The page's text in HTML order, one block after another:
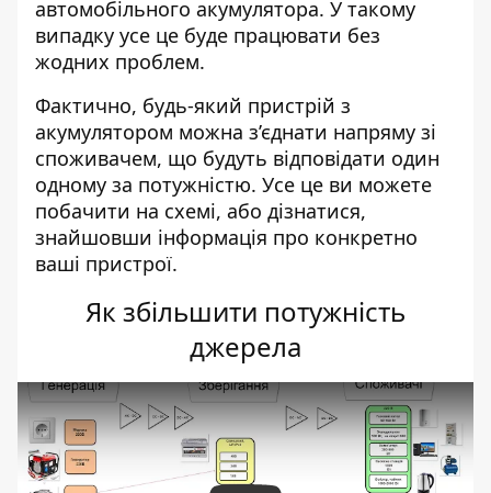
автомобільного акумулятора. У такому
випадку усе це буде працювати без
жодних проблем.
Фактично, будь-який пристрій з
акумулятором можна з’єднати напряму зі
споживачем, що будуть відповідати один
одному за потужністю. Усе це ви можете
побачити на схемі, або дізнатися,
знайшовши інформація про конкретно
ваші пристрої.
Як збільшити потужність
джерела